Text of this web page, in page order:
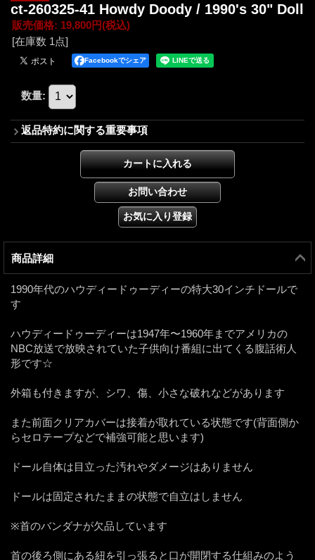
ct-260325-41 Howdy Doody / 1990's 30" Doll
販売価格: 19,800円(税込)
[在庫数 1点]
Facebookでシェア
数量:
返品特約に関する重要事項
商品詳細
1990年代のハウディードゥーディーの特大30インチドールで
す
ハウディードゥーディーは1947年〜1960年までアメリカの
NBC放送で放映されていた子供向け番組に出てくる腹話術人
形です☆
外箱も付きますが、シワ、傷、小さな破れなどがあります
また前面クリアカバーは接着が取れている状態です(背面側か
らセロテープなどで補強可能と思います)
ドール自体は目立った汚れやダメージはありません
ドールは固定されたままの状態で自立はしません
※首のバンダナが欠品しています
首の後ろ側にある紐を引っ張ると口が開閉する仕組みのよう